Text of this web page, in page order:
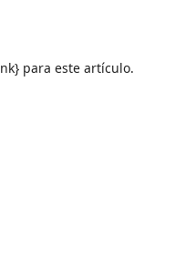
para este artículo.